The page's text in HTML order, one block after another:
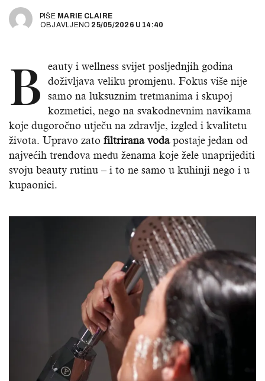
PIŠE MARIE CLAIRE
OBJAVLJENO 25/05/2026 U 14:40
B
eauty i wellness svijet posljednjih godina
doživljava veliku promjenu. Fokus više nije
samo na luksuznim tretmanima i skupoj
kozmetici, nego na svakodnevnim navikama
koje dugoročno utječu na zdravlje, izgled i kvalitetu
života. Upravo zato filtrirana vodapostaje jedan od
najvećih trendova među ženama koje žele unaprijediti
svoju beauty rutinu – i to ne samo u kuhinji nego i u
kupaonici.